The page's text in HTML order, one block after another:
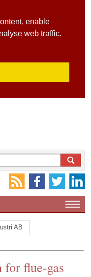
enable
web traffic.
AB
for flue-gas